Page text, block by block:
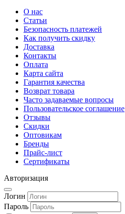
О нас
Статьи
Безопасность платежей
Как получить скидку
Доставка
Контакты
Оплата
Карта сайта
Гарантия качества
Возврат товара
Часто задаваемые вопросы
Пользовательское соглашение
Отзывы
Скидки
Оптовикам
Бренды
Прайс-лист
Сертификаты
Авторизация
Логин
Пароль